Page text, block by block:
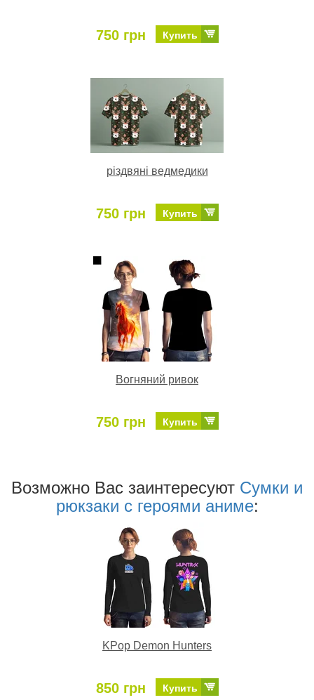
750 грн Купить
різдвяні ведмедики
750 грн Купить
Вогняний ривок
750 грн Купить
Возможно Ваc заинтересуют Сумки и
рюкзаки с героями аниме:
KPop Demon Hunters
850 грн Купить